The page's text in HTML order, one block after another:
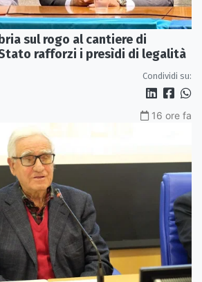
sul rogo al cantiere di
rafforzi i presìdi di legalità
Condividi su:
16 ore fa